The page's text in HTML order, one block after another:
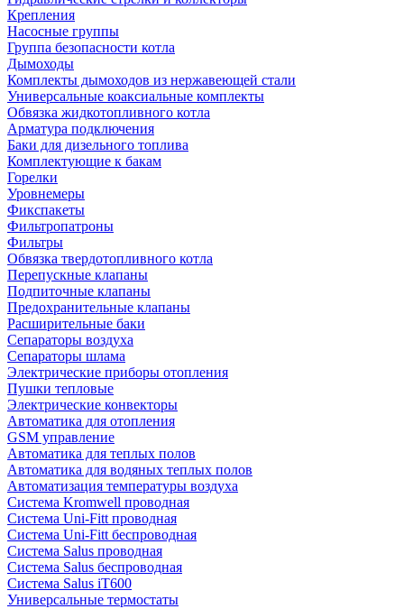
Крепления
Насосные группы
Группа безопасности котла
Дымоходы
Комплекты дымоходов из нержавеющей стали
Универсальные коаксиальные комплекты
Обвязка жидкотопливного котла
Арматура подключения
Баки для дизельного топлива
Комплектующие к бакам
Горелки
Уровнемеры
Фикспакеты
Фильтропатроны
Фильтры
Обвязка твердотопливного котла
Перепускные клапаны
Подпиточные клапаны
Предохранительные клапаны
Расширительные баки
Сепараторы воздуха
Сепараторы шлама
Электрические приборы отопления
Пушки тепловые
Электрические конвекторы
Автоматика для отопления
GSM управление
Автоматика для теплых полов
Автоматика для водяных теплых полов
Автоматизация температуры воздуха
Система Kromwell проводная
Система Uni-Fitt проводная
Система Uni-Fitt беспроводная
Система Salus проводная
Система Salus беспроводная
Система Salus iT600
Универсальные термостаты